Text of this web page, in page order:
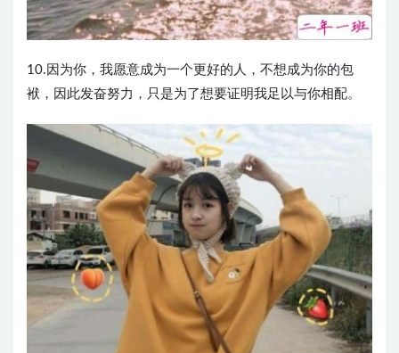
10.因为你，我愿意成为一个更好的人，不想成为你的包
袱，因此发奋努力，只是为了想要证明我足以与你相配。